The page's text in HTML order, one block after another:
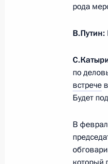
8
Приём
рода
В.Путин:
по
встрече
Будет
В